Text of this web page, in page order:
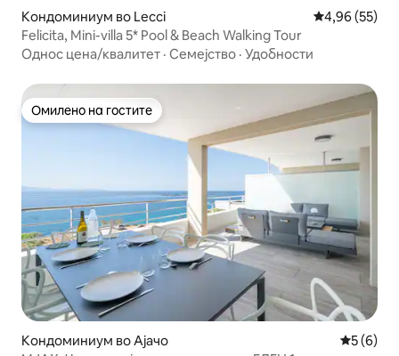
Кондоминиум во Lecci Просечна
4,96 (55)
Felicita, Mini-villa 5* Pool & Beach Walking Tour
Однос цена/квалитет · Семејство · Удобности
Омилено на гостите
Омилено на гостите
Кондоминиум во Ајачо
5 (6)